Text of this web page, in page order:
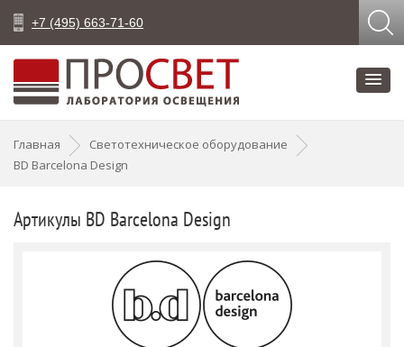
+7 (495) 663-71-60
Главная
Светотехническое оборудование
BD Barcelona Design
Артикулы BD Barcelona Design